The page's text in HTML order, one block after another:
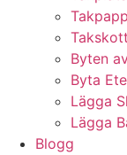
Takpapp
Byten
Byta
Lägga
Lägga
Blogg